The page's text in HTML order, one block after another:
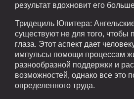
результат вдохновит его
Тридециль Юпитера:
существуют не для того, чтобы
глаза. Этот аспект дает
импульсы помощи процессам
разнообразной поддержки и
возможностей, однако все это
определенного труда.